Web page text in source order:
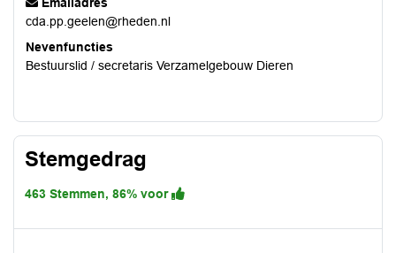
cda.pp.geelen@rheden.nl
Nevenfuncties
Bestuurslid / secretaris Verzamelgebouw Dieren
Stemgedrag
463 Stemmen, 86% voor